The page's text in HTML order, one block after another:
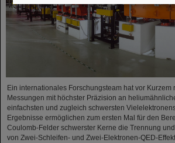
Ein internationales Forschungsteam hat vor Kurzem
Messungen mit höchster Präzision an
einfachsten und zugleich schwersten
Ergebnisse ermöglichen zum ersten Mal für den
Coulomb-Felder schwerster Kerne die Trennung
von Zwei-Schleifen- und Zwei-Elektronen-QED-